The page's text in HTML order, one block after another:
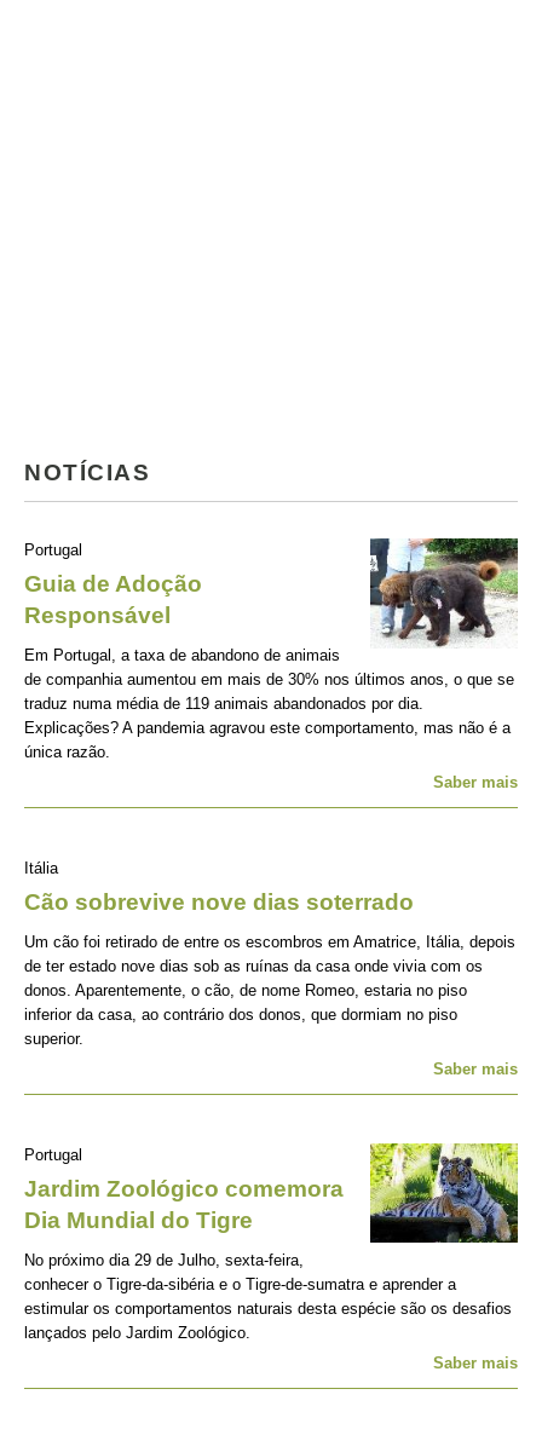
NOTÍCIAS
Portugal
Guia de Adoção
Responsável
Em Portugal, a taxa de abandono de animais
de companhia aumentou em mais de 30% nos últimos anos, o que se
traduz numa média de 119 animais abandonados por dia.
Explicações? A pandemia agravou este comportamento, mas não é a
única razão.
Saber mais
Itália
Cão sobrevive nove dias soterrado
Um cão foi retirado de entre os escombros em Amatrice, Itália, depois
de ter estado nove dias sob as ruínas da casa onde vivia com os
donos. Aparentemente, o cão, de nome Romeo, estaria no piso
inferior da casa, ao contrário dos donos, que dormiam no piso
superior.
Saber mais
Portugal
Jardim Zoológico comemora
Dia Mundial do Tigre
No próximo dia 29 de Julho, sexta-feira,
conhecer o Tigre-da-sibéria e o Tigre-de-sumatra e aprender a
estimular os comportamentos naturais desta espécie são os desafios
lançados pelo Jardim Zoológico.
Saber mais